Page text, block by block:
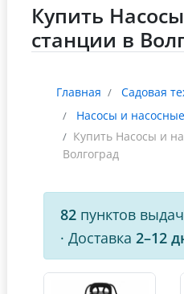
Купить
станции в
Главная
Садовая
Насосы и
Купить Насосы и
Волгоград
82 пунктов
· Доставка 2–12